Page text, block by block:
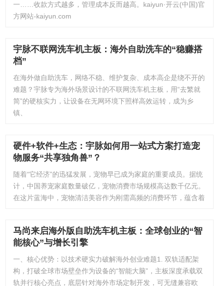
一……收款方式越多，管理成本反而越高。kaiyun·开云(中国)官
方网站-kaiyun.com
宇脉不联网洗车机主板：海外自助洗车的“稳赚搭
档”
在海外做自助洗车，网络不稳、维护复杂、成本高企是绕不开的
难题？宇脉专为海外场景设计的不联网洗车机主板，用“去繁就
简”的硬核实力，让设备在无网环境下照样高效运转，成为乡
镇、
硬件+软件+生态：宇脉如何用一站式方案打造宠
物服务“共享独角兽”？
随着“它经济”的迅猛发展，宠物早已成为家庭的重要成员。据统
计，中国养宠家庭数量破亿，宠物消费市场规模高达数千亿元。
在这片蓝海中，宠物清洁美容作为刚需高频的消费环节，蕴含着
马尚来启海外版自助洗车机主板：全球创业的“智
能核心”与增长引擎
一、核心优势：以技术硬实力破解海外创业难题1. 双轨适配架
构，打破全球市场壁垒作为设备的“智能大脑”，主板深度承载双
轨并行核心亮点，底层针对海外市场定制开发，可无缝兼容欧